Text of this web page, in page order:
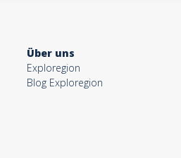
Über uns
Exploregion
Blog Exploregion